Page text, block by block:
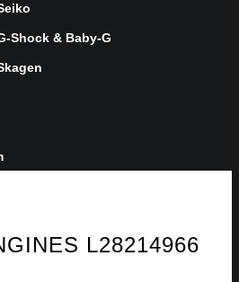
Shock & Baby-G
L28214966